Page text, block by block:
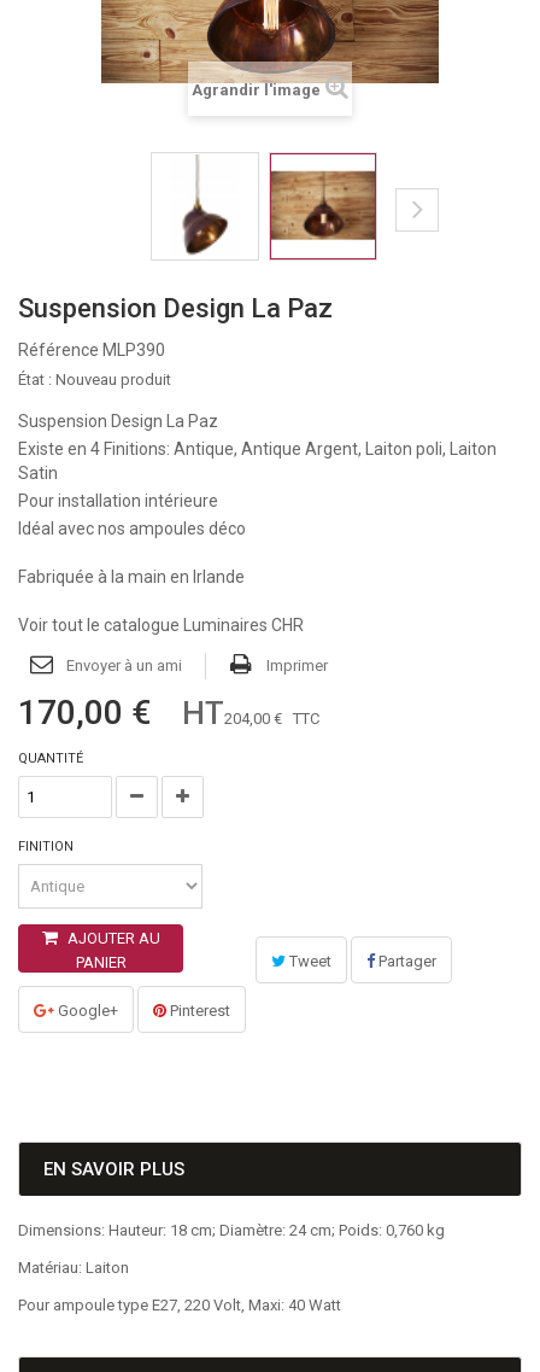
Agrandir l'image
Suspension Design La Paz
Référence MLP390
État : Nouveau produit
Suspension Design La Paz
Existe en 4 Finitions: Antique, Antique Argent, Laiton poli, Laiton
Satin
Pour installation intérieure
Idéal avec nos ampoules déco
Fabriquée à la main en Irlande
Voir tout le catalogue Luminaires CHR
Envoyer à un ami Imprimer
170,00 € HT204,00 € TTC
QUANTITÉ
FINITION
AJOUTER AU
PANIER
Tweet Partager
Google+ Pinterest
EN SAVOIR PLUS
Dimensions: Hauteur: 18 cm; Diamètre: 24 cm; Poids: 0,760 kg
Matériau: Laiton
Pour ampoule type E27, 220 Volt, Maxi: 40 Watt